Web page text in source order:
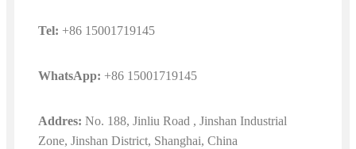
Tel: +86 15001719145
WhatsApp: +86 15001719145
Addres: No. 188, Jinliu Road , Jinshan Industrial
Zone, Jinshan District, Shanghai, China